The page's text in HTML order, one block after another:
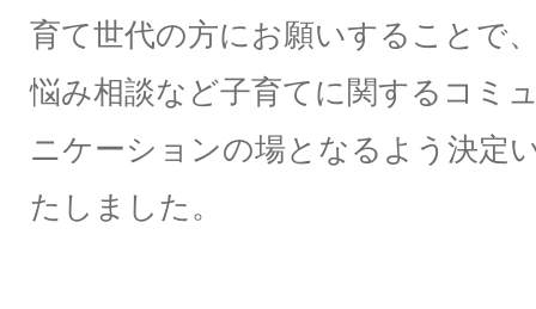
育て世代の方にお願いすることで
悩み相談など子育てに関するコミ
ニケーションの場となるよう決定
たしました。